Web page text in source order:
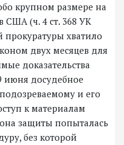
крупном размере на
США (ч. 4 ст. 368 УК
хватило
двух месяцев для
доказательства
июня досудебное
и его
к материалам
защиты попыталась
без которой